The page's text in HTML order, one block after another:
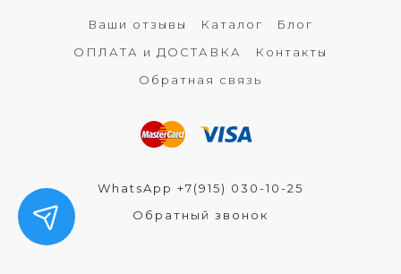
Ваши отзывы Каталог
Блог
ОПЛАТА и ДОСТАВКА
Контакты
Обратная связь
WhatsApp +7(915) 030-10-25
Обратный звонок